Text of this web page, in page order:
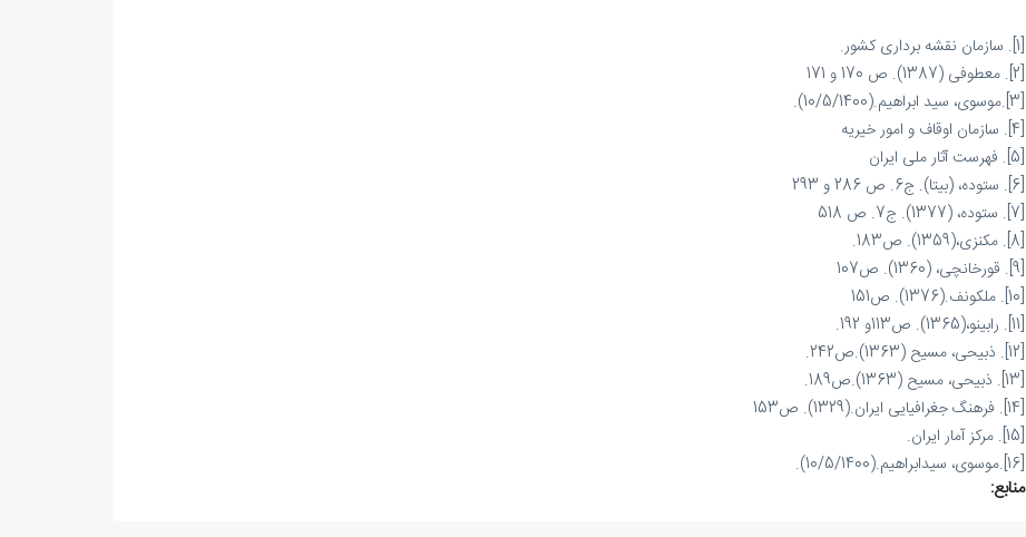
[1]. سازمان نقشه برداری کشور.
[2]. معطوفی (1387). ص 170 و 171
[3].موسوی، سید ابراهیم.(10/5/1400).
[4]. سازمان اوقاف و امور خیریه
[5]. فهرست آثار ملی ایران
[6]. ستوده، (بی‏تا). ج6. ص 286 و 293
[7]. ستوده، (1377). ج7. ص 518
[8] . مکنزی،(1359). ص183.
[9]. قورخانچی، (1360). ص107
[10]. ملکونف.(1376). ص151
[11]. رابینو،(1365). ص113و 192.
[12]. ذبیحی، مسیح (1363).ص242.
[13]. ذبیحی، مسیح (1363).ص189.
[14]. فرهنگ جغرافیایی ایران.(1329). ص153
[15]. مرکز آمار ایران.
[16].موسوی، سیدابراهیم.(10/5/1400).
منابع: